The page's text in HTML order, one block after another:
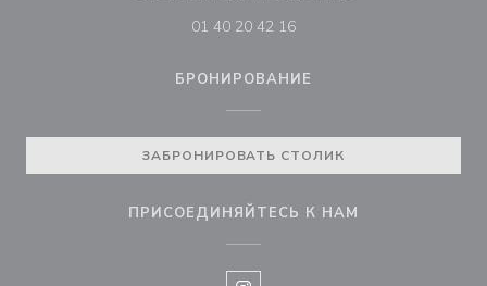
01 40 20 42 16
БРОНИРОВАНИЕ
ЗАБРОНИРОВАТЬ СТОЛИК
ПРИСОЕДИНЯЙТЕСЬ К НАМ